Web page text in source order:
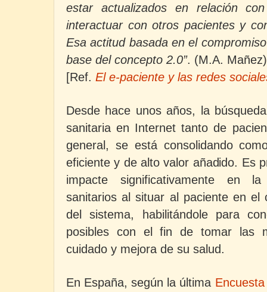
estar actualizados en relación
interactuar con otros pacientes y
Esa actitud basada en el
base del concepto 2.0”. (M.A.
[Ref. El e-paciente y las redes
Desde hace unos años, la
sanitaria en Internet tanto de
general, se está consolidando
eficiente y de alto valor añadido. Es
impacte significativamente en
sanitarios al situar al paciente en el
del sistema, habilitándole para
posibles con el fin de tomar las
cuidado y mejora de su salud.
En España, según la última